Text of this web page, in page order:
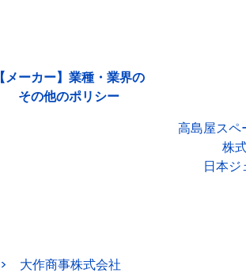
【メーカー】業種・業界の
その他のポリシー
高島屋スペ
株
日本
> 大作商事株式会社